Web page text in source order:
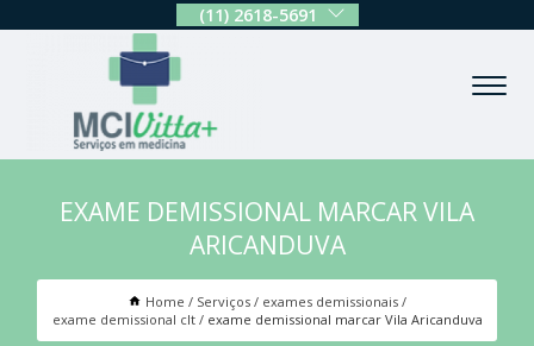
(11) 2618-5691
EXAME DEMISSIONAL MARCAR VILA
ARICANDUVA
Home Serviços
exames demissionais
exame demissional clt
exame demissional marcar Vila Aricanduva